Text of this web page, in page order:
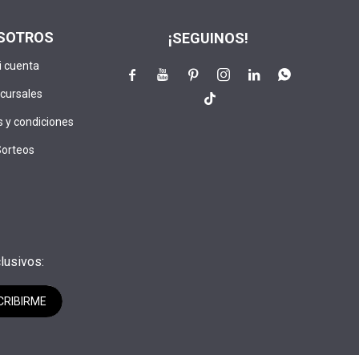
cuenta
y condiciones
¡SEGUINOS!
    

